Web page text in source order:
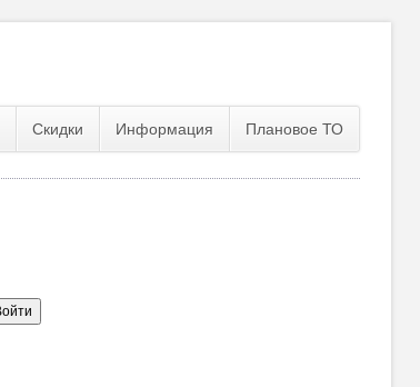
Скидки Информация Плановое ТО